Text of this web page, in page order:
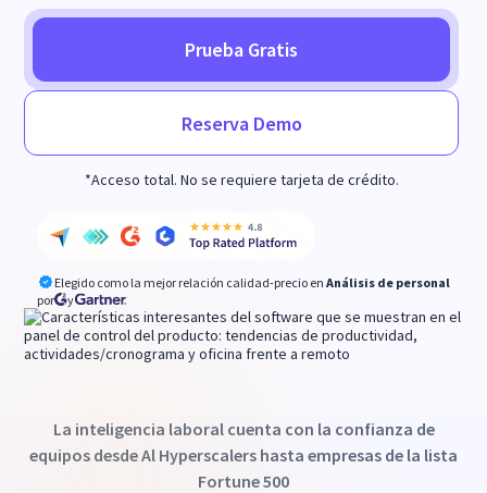
Prueba Gratis
Reserva Demo
*Acceso total. No se requiere tarjeta de crédito.
Elegido como la mejor relación calidad-precio en Análisis de personal
por
y
La inteligencia laboral cuenta con la confianza de
equipos desde Al Hyperscalers hasta empresas de la lista
Fortune 500